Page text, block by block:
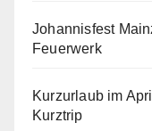
Johannisfest
Feuerwerk
Kurzurlaub im
Kurztrip